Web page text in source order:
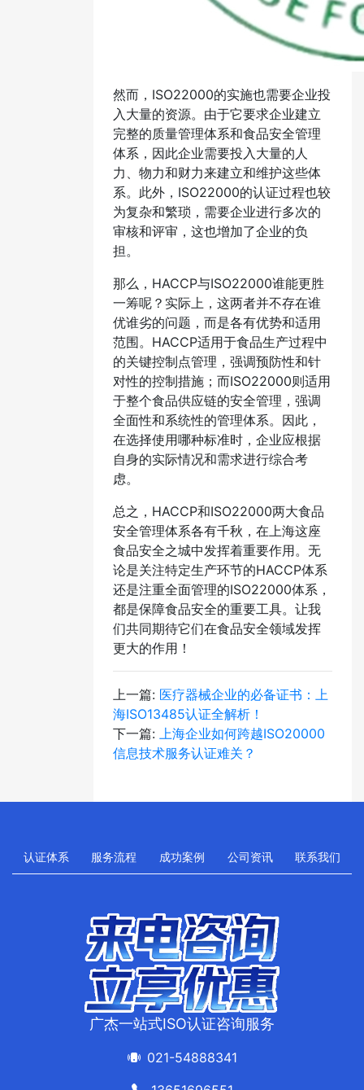
然而，ISO22000的实施也需要企业投
入大量的资源。由于它要求企业建立
完整的质量管理体系和食品安全管理
体系，因此企业需要投入大量的人
力、物力和财力来建立和维护这些体
系。此外，ISO22000的认证过程也较
为复杂和繁琐，需要企业进行多次的
审核和评审，这也增加了企业的负
担。
那么，HACCP与ISO22000谁能更胜
一筹呢？实际上，这两者并不存在谁
优谁劣的问题，而是各有优势和适用
范围。HACCP适用于食品生产过程中
的关键控制点管理，强调预防性和针
对性的控制措施；而ISO22000则适用
于整个食品供应链的安全管理，强调
全面性和系统性的管理体系。因此，
在选择使用哪种标准时，企业应根据
自身的实际情况和需求进行综合考
虑。
总之，HACCP和ISO22000两大食品
安全管理体系各有千秋，在上海这座
食品安全之城中发挥着重要作用。无
论是关注特定生产环节的HACCP体系
还是注重全面管理的ISO22000体系，
都是保障食品安全的重要工具。让我
们共同期待它们在食品安全领域发挥
更大的作用！​
上一篇: 医疗器械企业的必备证书：上
海ISO13485认证全解析！
下一篇: 上海企业如何跨越ISO20000
信息技术服务认证难关？
认证体系 服务流程 成功案例 公司资讯 联系我们
广杰一站式ISO认证咨询服务
021-54888341